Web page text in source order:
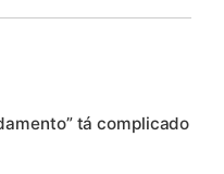
tá complicado